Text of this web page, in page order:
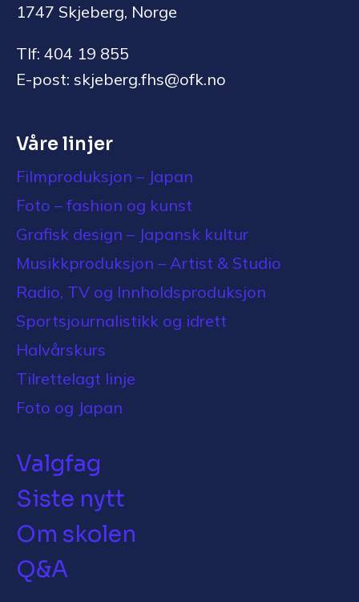
1747 Skjeberg, Norge
Tlf: 404 19 855
E-post: skjeberg.fhs@ofk.no
Våre linjer
Filmproduksjon – Japan
Foto – fashion og kunst
Grafisk design – Japansk kultur
Musikkproduksjon – Artist & Studio
Radio, TV og Innholdsproduksjon
Sportsjournalistikk og idrett
Halvårskurs
Tilrettelagt linje
Foto og Japan
Valgfag
Siste nytt
Om skolen
Q&A